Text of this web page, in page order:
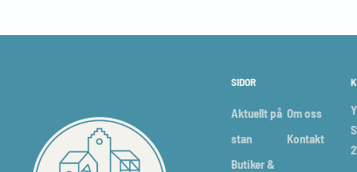
SIDOR
Aktuellt på
stan
Butiker &
Om oss
Kontakt